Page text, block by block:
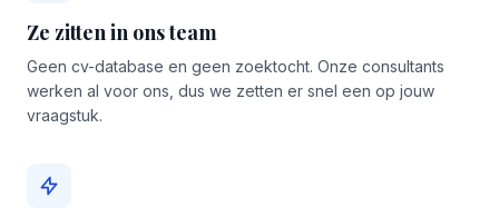
Ze zitten in ons team
Geen cv-database en geen zoektocht. Onze consultants
werken al voor ons, dus we zetten er snel een op jouw
vraagstuk.